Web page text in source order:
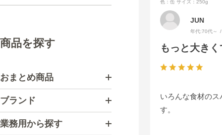
商品を探す
おまとめ商品
ブランド
業務用から探す
もっと大き
色：缶 サイズ：250g
JUN
年代:70代～
いろんな食材の
す。